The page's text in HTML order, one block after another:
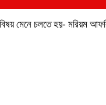
মেনে চলতে হয়- মরিয়ম